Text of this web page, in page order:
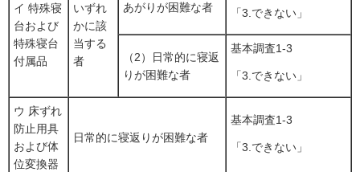
イ 特殊寝
台および
特殊寝台
付属品
いずれ
かに該
当する
者
あがりが困難な者
「3.できない」
（2）日常的に寝返
りが困難な者
基本調査1-3
「3.できない」
ウ 床ずれ
防止用具
および体
位変換器
日常的に寝返りが困難な者
基本調査1-3
「3.できない」